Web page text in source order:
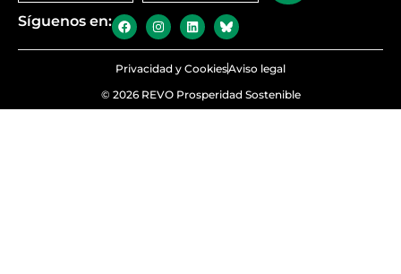
Síguenos en:
© 2026 REVO Prosperidad Sostenible
Privacidad y CookiesAviso legal